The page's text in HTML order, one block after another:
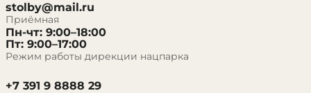
stolby@mail.ru
Приёмная
Пн-чт: 9:00–18:00
Пт: 9:00–17:00
Режим работы дирекции нацпарка
+7 391 9 8888 29